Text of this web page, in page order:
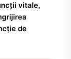
vitale,
de